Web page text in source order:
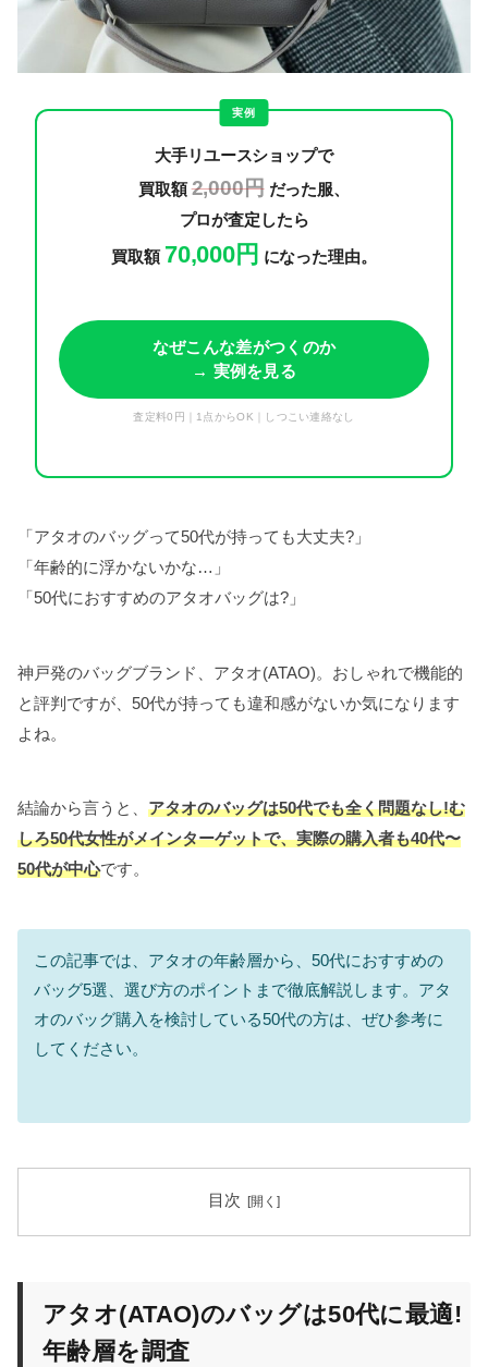
実例
大手リユースショップで
買取額2,000円だった服、
プロが査定したら
買取額 70,000円 になった理由。
なぜこんな差がつくのか
→ 実例を見る
査定料0円｜1点からOK｜しつこい連絡なし
「アタオのバッグって50代が持っても大丈夫?」
「年齢的に浮かないかな…」
「50代におすすめのアタオバッグは?」
神戸発のバッグブランド、アタオ(ATAO)。おしゃれで機能的
と評判ですが、50代が持っても違和感がないか気になります
よね。
結論から言うと、 アタオのバッグは50代でも全く問題なし!む
しろ50代女性がメインターゲットで、実際の購入者も40代〜
50代が中心です。
この記事では、アタオの年齢層から、50代におすすめの
バッグ5選、選び方のポイントまで徹底解説します。アタ
オのバッグ購入を検討している50代の方は、ぜひ参考に
してください。
目次
アタオ(ATAO)のバッグは50代に最適!
年齢層を調査